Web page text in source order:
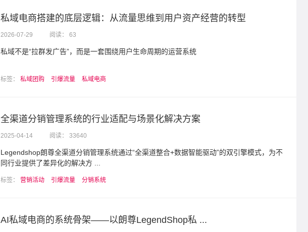
私域电商搭建的底层逻辑：从流量思维到用户资产经营的转型
2026-07-29 阅读： 63
私域不是“拉群发广告”，而是一套围绕用户生命周期的运营系统
标签： 私域团购 引爆流量 私域电商
全渠道分销管理系统的行业适配与场景化解决方案
2025-04-14 阅读： 33640
Legendshop​朗尊全渠道分销管理系统通过“全渠道整合+数据智能驱动”的双引擎模式，为不
同行业提供了差异化的解决方 ...
标签： 营销活动 引爆流量 分销系统
AI私域电商的系统骨架——以朗尊LegendShop私 ...